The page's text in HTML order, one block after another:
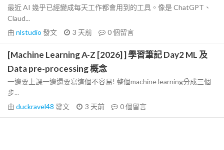
最近 AI 幾乎已經變成每天工作都會用到的工具。像是 ChatGPT、
Claud...
由 nlstudio 發文 3 天前 0個留言
[Machine Learning A-Z [2026] ] 學習筆記 Day2 ML 及
Data pre-processing 概念
一邊要上課一邊還要寫這個不容易! 整個machine learning分成三個
步...
由 duckravel48 發文 3 天前 0個留言